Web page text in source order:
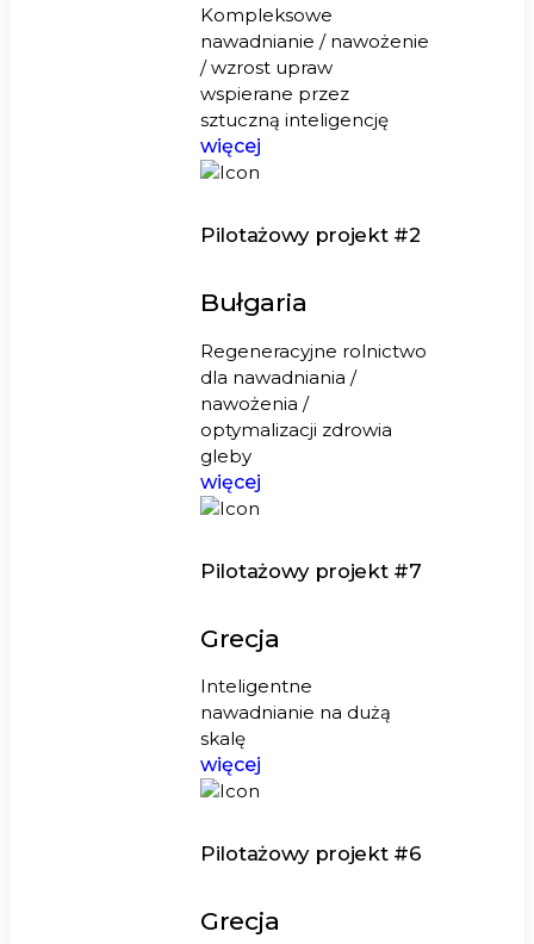
Kompleksowe
nawadnianie / nawożenie
/ wzrost upraw
wspierane przez
sztuczną inteligencję
więcej
Pilotażowy projekt #2
Bułgaria
Regeneracyjne rolnictwo
dla nawadniania /
nawożenia /
optymalizacji zdrowia
gleby
więcej
Pilotażowy projekt #7
Grecja
Inteligentne
nawadnianie na dużą
skalę
więcej
Pilotażowy projekt #6
Grecja